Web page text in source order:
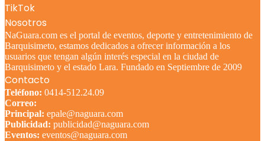
TikTok
Nosotros
NaGuara.com es el portal de eventos, deporte y entretenimiento de
Barquisimeto, estamos dedicados a ofrecer información a los
usuarios que tengan algún interés especial en la ciudad de
Barquisimeto y el estado Lara. Fundado en Septiembre de 2009
Contacto
Teléfono: 0414-512.24.09
Correo:
Principal: epale@naguara.com
Publicidad: publicidad@naguara.com
Eventos: eventos@naguara.com